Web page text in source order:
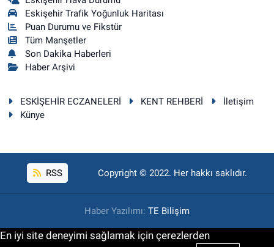
Eskişehir Trafik Yoğunluk Haritası
Puan Durumu ve Fikstür
Tüm Manşetler
Son Dakika Haberleri
Haber Arşivi
ESKİŞEHİR ECZANELERİ KENT REHBERİ
İletişim
Künye
RSS Copyright © 2022. Her hakkı saklıdır.
Haber Yazılımı: TE Bilişim
En iyi site deneyimi sağlamak için çerezlerden